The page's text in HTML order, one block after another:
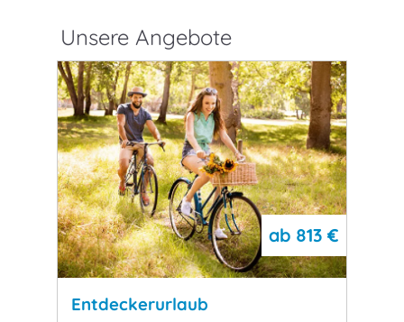
Unsere Angebote
ab 813 €
Entdeckerurlaub